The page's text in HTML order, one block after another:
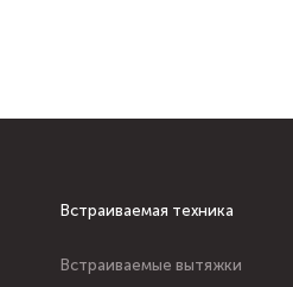
Встраиваемая техника
Встраиваемые вытяжки